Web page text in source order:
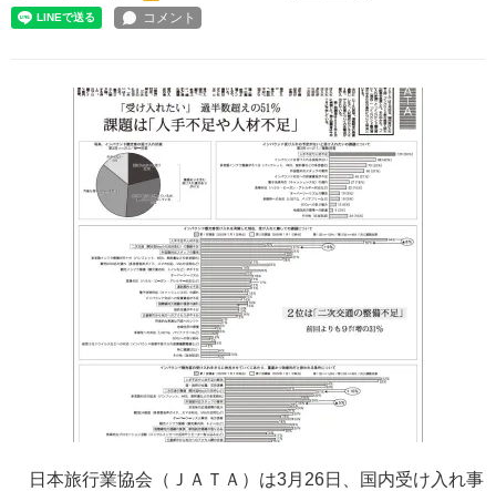
日本旅行業協会（ＪＡＴＡ）は3月26日、国内受け入れ事